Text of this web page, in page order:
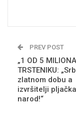
PREV POST
„1 OD 5
TRSTENIKU:
zlatnom dobu a
izvršitelji
narod!“